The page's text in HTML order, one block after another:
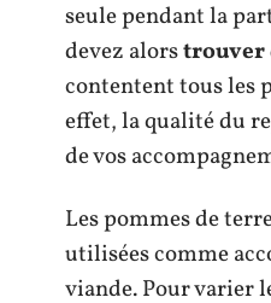
seule pendant la
devez alorstrouver
contentent tous les
effet, la qualité du
de vos
Les pommes de
utilisées comme
viande. Pour varier